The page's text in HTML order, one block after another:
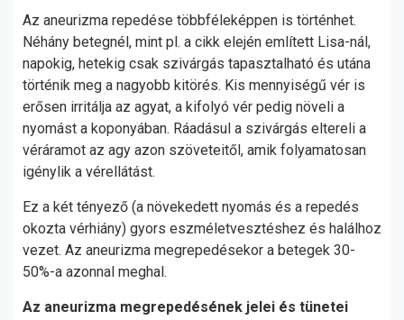
Az aneurizma repedése többféleképpen is történhet.
Néhány betegnél, mint pl. a cikk elején említett Lisa-nál,
napokig, hetekig csak szivárgás tapasztalható és utána
történik meg a nagyobb kitörés. Kis mennyiségű vér is
erősen irritálja az agyat, a kifolyó vér pedig növeli a
nyomást a koponyában. Ráadásul a szivárgás eltereli a
véráramot az agy azon szöveteitől, amik folyamatosan
igénylik a vérellátást.
Ez a két tényező (a növekedett nyomás és a repedés
okozta vérhiány) gyors eszméletvesztéshez és halálhoz
vezet. Az aneurizma megrepedésekor a betegek 30-
50%-a azonnal meghal.
Az aneurizma megrepedésének jelei és tünetei